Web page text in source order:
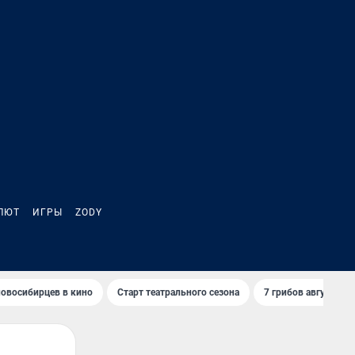
ИГРЫ ZODY
в кино Старт театрального сезона 7 грибов августа